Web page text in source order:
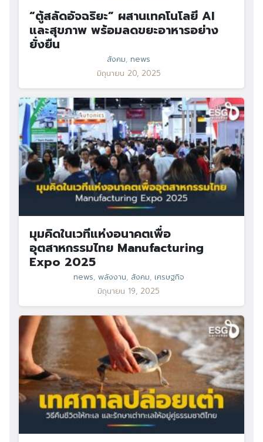
“ตู้สลัดอัจฉริยะ” ผสานเทคโนโลยี AI
และสุขภาพ พร้อมลดขยะอาหารอย่าง
ยั่งยืน
สังคม, news
มิถุนายน 20, 2025
มุมคิดในเวทีแห่งอนาคตเพื่อ
อุตสาหกรรมไทย Manufacturing
Expo 2025
news, พลังงาน, สังคม, เศรษฐกิจ
มิถุนายน 19, 2025